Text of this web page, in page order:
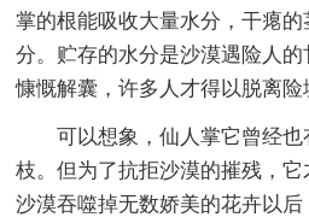
掌的根能吸收大量水分，干瘪
分。贮存的水分是沙漠遇险人
慷慨解囊，许多人才得以脱离险
可以想象，仙人掌它曾经
枝。但为了抗拒沙漠的摧残，
沙漠吞噬掉无数娇美的花卉以